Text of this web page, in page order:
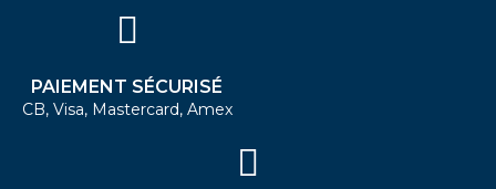
PAIEMENT SÉCURISÉ
CB, Visa, Mastercard, Amex